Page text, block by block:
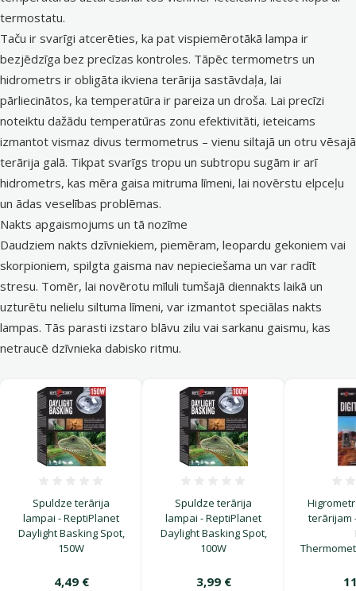
termostatu.
Taču ir svarīgi atcerēties, ka pat vispiemērotākā lampa ir
bezjēdzīga bez precīzas kontroles. Tāpēc termometrs un
hidrometrs ir obligāta ikviena terārija sastāvdaļa, lai
pārliecinātos, ka temperatūra ir pareiza un droša. Lai precīzi
noteiktu dažādu temperatūras zonu efektivitāti, ieteicams
izmantot vismaz divus termometrus – vienu siltajā un otru vēsajā
terārija galā. Tikpat svarīgs tropu un subtropu sugām ir arī
hidrometrs, kas mēra gaisa mitruma līmeni, lai novērstu elpceļu
un ādas veselības problēmas.
Nakts apgaismojums un tā nozīme
Daudziem nakts dzīvniekiem, piemēram, leopardu gekoniem vai
skorpioniem, spilgta gaisma nav nepieciešama un var radīt
stresu. Tomēr, lai novērotu mīluli tumšajā diennakts laikā un
uzturētu nelielu siltuma līmeni, var izmantot speciālas nakts
lampas. Tās parasti izstaro blāvu zilu vai sarkanu gaismu, kas
netraucē dzīvnieka dabisko ritmu.
Spuldze terārija
lampai - ReptiPlanet
Daylight Basking Spot,
150W
4,49 €
Spuldze terārija
lampai - ReptiPlanet
Daylight Basking Spot,
100W
3,99 €
terārijam